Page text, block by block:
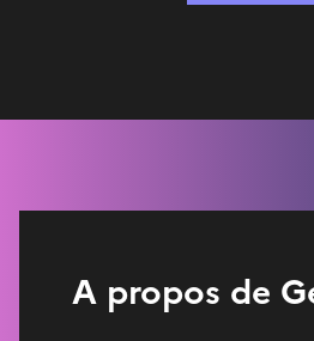
A propos de